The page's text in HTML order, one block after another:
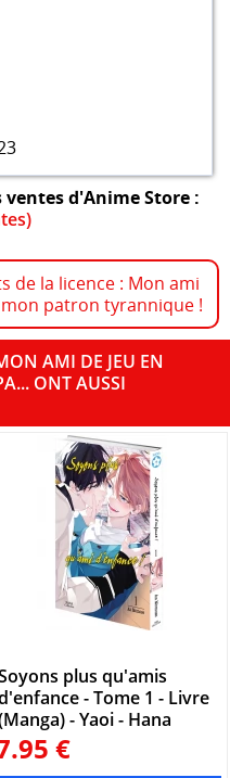
d'Anime Store :
de la licence : Mon ami
patron tyrannique !
AMI DE JEU EN
ONT AUSSI
plus qu'amis
- Tome 1 - Livre
- Yaoi - Hana
€